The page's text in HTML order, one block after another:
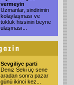
vermeyin
Uzmanlar, sindirimin
kolaylaşması ve
tokluk hissinin beyne
ulaşması
Sevgiliye parti
Deniz Seki üç sene
aradan sonra pazar
günü ikinci kez